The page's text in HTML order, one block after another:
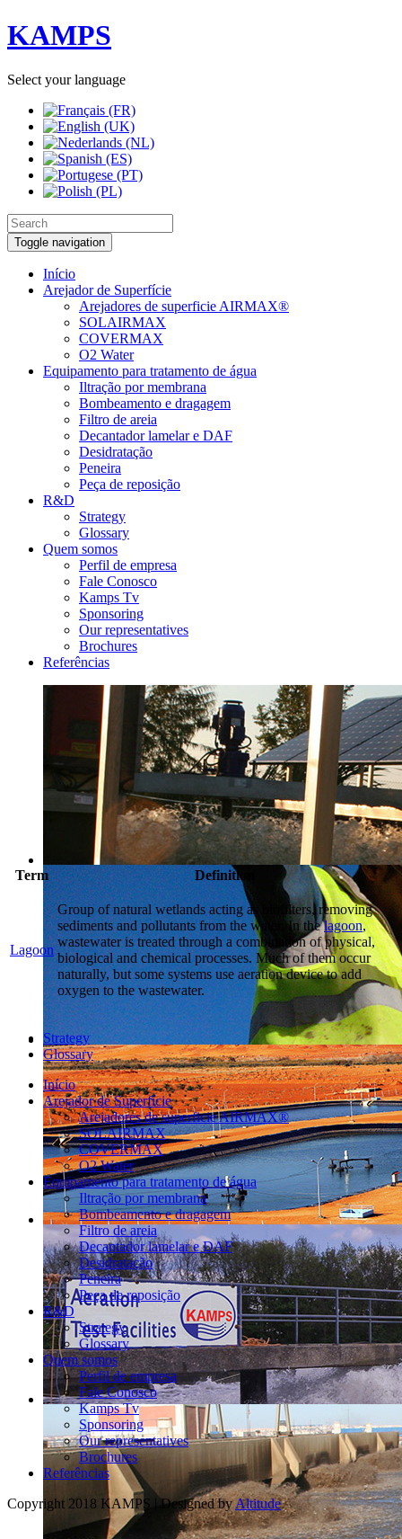
KAMPS
Select your language
Toggle navigation
Início
Arejador de Superfície
Arejadores de superficie AIRMAX®
SOLAIRMAX
COVERMAX
O2 Water
Equipamento para tratamento de água
Iltração por membrana
Bombeamento e dragagem
Filtro de areia
Decantador lamelar e DAF
Desidratação
Peneira
Peça de reposição
R&D
Strategy
Glossary
Quem somos
Perfil de empresa
Fale Conosco
Kamps Tv
Sponsoring
Our representatives
Brochures
Referências
Term Definition
Lagoon
Group of natural wetlands acting as biofilters, removing
sediments and pollutants from the water. In thelagoon,
wastewater is treated through a combination of physical,
biological and chemical processes. Much of them occur
naturally, but some systems use aeration device to add
oxygen to the wastewater.
Strategy
Glossary
Início
Arejador de Superfície
Arejadores de superficie AIRMAX®
SOLAIRMAX
COVERMAX
O2 Water
Equipamento para tratamento de água
Iltração por membrana
Bombeamento e dragagem
Filtro de areia
Decantador lamelar e DAF
Desidratação
Peneira
Peça de reposição
R&D
Strategy
Glossary
Quem somos
Perfil de empresa
Fale Conosco
Kamps Tv
Sponsoring
Our representatives
Brochures
Referências
Copyright 2018 KAMPS | Designed byAltitude